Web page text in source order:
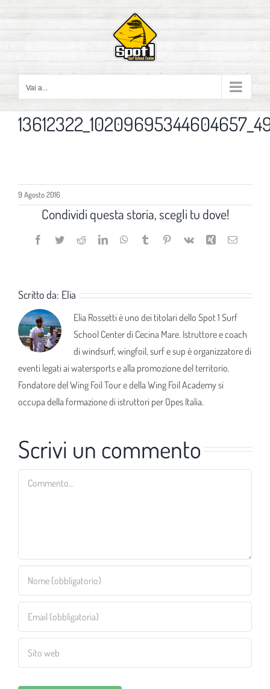
contenuto
Vai a...
9 Agosto 2016
Condividi questa storia, scegli tu dove!
Facebook
TwitterRedditLinkedInWhatsApp
TumblrPinterest
Vk Xing Email
Scritto da: Elia
Elia Rossetti è uno dei titolari dello Spot 1 Surf
School Center di Cecina Mare. Istruttore e coach
di windsurf, wingfoil, surf e sup è organizzatore di
eventi legati ai watersports e alla promozione del territorio.
Fondatore del Wing Foil Tour e della Wing Foil Academy si
occupa della formazione di istruttori per Opes Italia.
Scrivi un commento
Commento